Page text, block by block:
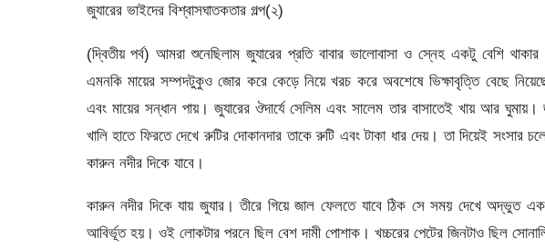
জুযারের ভাইদের বিশ্বাসঘাতকতার গল্প(২)
(দ্বিতীয় পর্ব) আমরা শুনেছিলাম জুযারের প্রতি বাবার ভালোবাসা ও স্নেহ একটু বেশি
এমনকি মায়ের সম্পদটুকুও জোর করে কেড়ে নিয়ে খরচ করে অবশেষে ভিক্ষাবৃত্তি বেছে
এবং মায়ের সন্ধান পায়। জুযারের ঔদার্যে সেলিম এবং সালেম তার বাসাতেই খায় আর
খালি হাতে ফিরতে দেখে রুটির দোকানদার তাকে রুটি এবং টাকা ধার দেয়। তা দিয়েই
কারুন নদীর দিকে যাবে।
কারুন নদীর দিকে যায় জুযার। তীরে গিয়ে জাল ফেলতে যাবে ঠিক সে সময় দেখে অদ্ভুত
আবির্ভূত হয়। ওই লোকটার পরনে ছিল বেশ দামী পোশাক। খচ্চরের পেটের জিনটাও ছিল